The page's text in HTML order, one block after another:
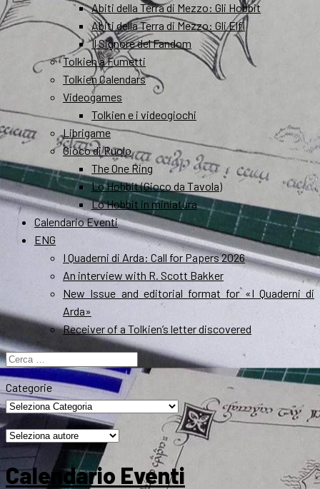
Abiti della Terra di Mezzo: Gli Hobbit
Abiti della Terra di Mezzo: Gli Elfi
Il Signore del Fandom
Tolkien a Fumetti
Tolkien Calendars
Videogames
Tolkien e i videogiochi
Librigame
Gioco di Ruolo
The One Ring
Lo Hobbit (Gioco da Tavola)
Lo Hobbit in miniatura
Calendario Eventi
ENG
I Quaderni di Arda: Call for Papers 2026
An interview with R. Scott Bakker
New Issue and editorial format for «I Quaderni di
Arda»
Receiver of a Tolkien’s letter discovered
Ricerca
per:
Categorie
Calendario Eventi